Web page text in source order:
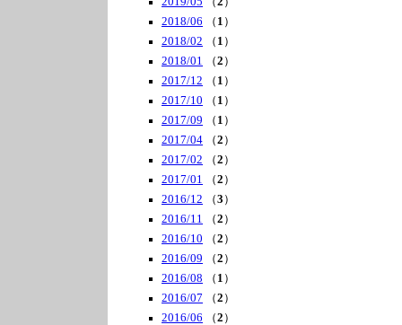
2018/06 （ 1 ）
2018/02 （ 1 ）
2018/01 （2 ）
2017/12 （ 1 ）
2017/10 （ 1 ）
2017/09 （ 1 ）
2017/04 （2 ）
2017/02 （2 ）
2017/01 （2 ）
2016/12 （3 ）
2016/11 （2 ）
2016/10 （2 ）
2016/09 （2 ）
2016/08 （ 1 ）
2016/07 （2 ）
2016/06 （2 ）